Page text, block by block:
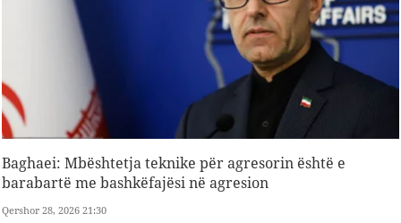
Baghaei: Mbështetja teknike për agresorin është e
barabartë me bashkëfajësi në agresion
Qershor 28, 2026 21:30